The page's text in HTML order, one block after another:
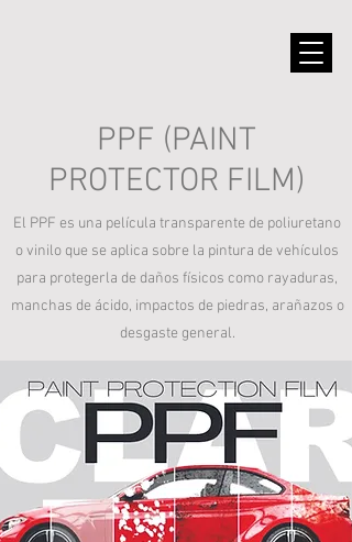
PPF (PAINT
PROTECTOR FILM)
El PPF es una película transparente de poliuretano
o vinilo que se aplica sobre la pintura de vehículos
para protegerla de daños físicos como rayaduras,
manchas de ácido, impactos de piedras, arañazos o
desgaste general.